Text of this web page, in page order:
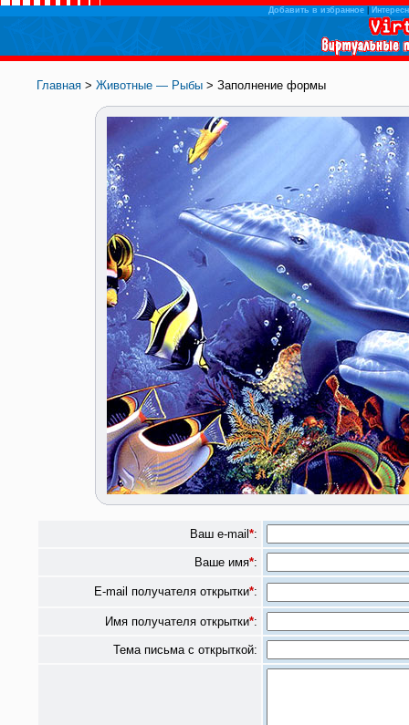
Добавить в избранное|
Главная > Животные — Рыбы > Заполнение формы
Ваш e-mail *:
Ваше имя*:
E-mail получателя открытки*:
Имя получателя открытки*:
Тема письма с открыткой: